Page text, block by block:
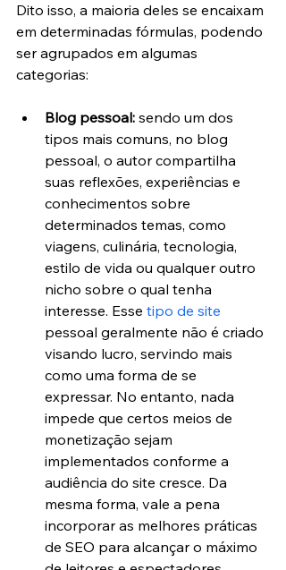
Dito isso, a maioria deles se encaixam
em determinadas fórmulas, podendo
ser agrupados em algumas
categorias:
Blog pessoal: sendo um dos
tipos mais comuns, no blog
pessoal, o autor compartilha
suas reflexões, experiências e
conhecimentos sobre
determinados temas, como
viagens, culinária, tecnologia,
estilo de vida ou qualquer outro
nicho sobre o qual tenha
interesse. Esse tipo de site
pessoal geralmente não é criado
visando lucro, servindo mais
como uma forma de se
expressar. No entanto, nada
impede que certos meios de
monetização sejam
implementados conforme a
audiência do site cresce. Da
mesma forma, vale a pena
incorporar as melhores práticas
de SEO para alcançar o máximo